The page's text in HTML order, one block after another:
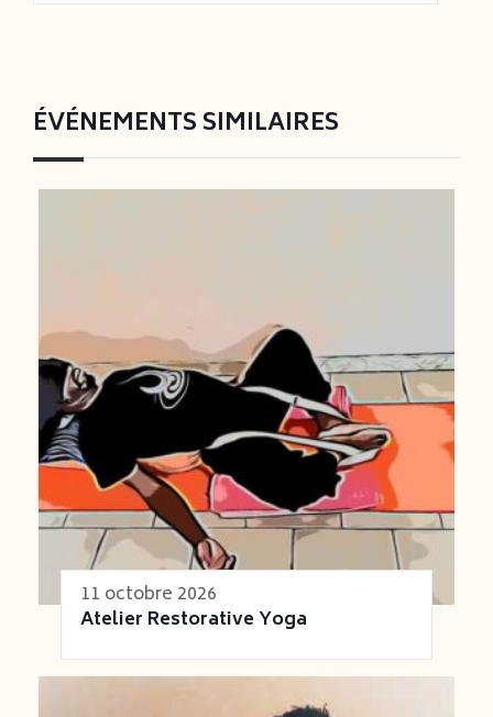
Juste est un professeur attentif et très
bienveillant. Ses cours sont des moments de
détente et de travail sur soi qui apportent
beaucoup de bienfaits. A recommander sans
réserve
Jean-Luc Deleau
ÉVÉNEMENTS SIMILAIRES
11 octobre 2026
Atelier Restorative Yoga